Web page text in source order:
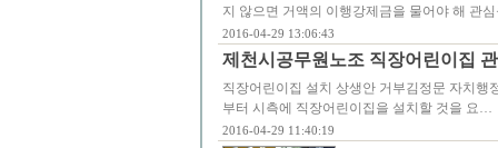
지 않으면 거액의 이행강제금을 물어야 해 관
2016-04-29 13:06:43
제천시공무원노조 직장어린이집
직장어린이집 설치 상생안 거부김정문 자치행
부터 시측에 직장어린이집을 설치할 것을 요…
2016-04-29 11:40:19